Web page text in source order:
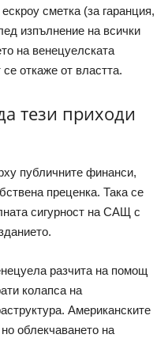
сметка (за гаранция,
изпълнение на всички
на венецуелската
откаже от властта.
тези приходи
публичните финанси,
преценка. Така се
сигурност на САЩ с
разчита на помощ
колапса на
Американските
облекчаването на